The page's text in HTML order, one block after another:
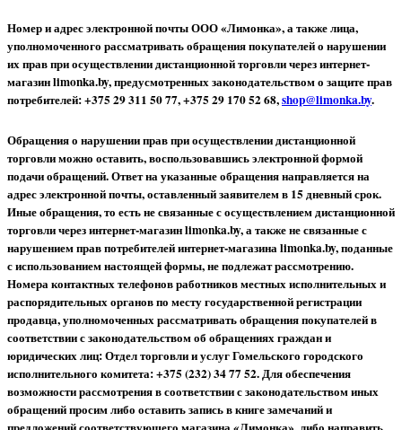
Номер и адрес электронной почты ООО «Лимонка», а также лица,
уполномоченного рассматривать обращения покупателей о нарушении
их прав при осуществлении дистанционной торговли через интернет-
магазин limonka.by, предусмотренных законодательством о защите прав
потребителей: +375 29 311 50 77, +375 29 170 52 68,shop@limonka.by.
Обращения о нарушении прав при осуществлении дистанционной
торговли можно оставить, воспользовавшись электронной формой
подачи обращений. Ответ на указанные обращения направляется на
адрес электронной почты, оставленный заявителем в 15 дневный срок.
Иные обращения, то есть не связанные с осуществлением дистанционной
торговли через интернет-магазин limonka.by, а также не связанные с
нарушением прав потребителей интернет-магазина limonka.by, поданные
с использованием настоящей формы, не подлежат рассмотрению.
Номера контактных телефонов работников местных исполнительных и
распорядительных органов по месту государственной регистрации
продавца, уполномоченных рассматривать обращения покупателей в
соответствии с законодательством об обращениях граждан и
юридических лиц: Отдел торговли и услуг Гомельского городского
исполнительного комитета: +375 (232) 34 77 52.Для обеспечения
возможности рассмотрения в соответствии с законодательством иных
обращений просим либо оставить запись в книге замечаний и